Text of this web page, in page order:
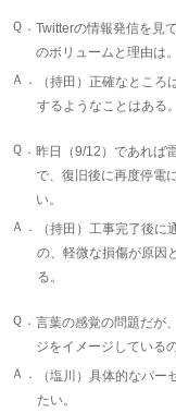
Ｑ． Twitterの情報発信を見
のボリュームと理由は。
Ａ．
（持田）正確なとこ
するようなことはある。
Ｑ． 昨日（9/12）であれば
で、復旧後に再度停電
い。
Ａ．
（持田）工事完了後
の、軽微な損傷が原因
る。
Ｑ． 言葉の感覚の問題だが
ジをイメージしているの
Ａ．
（塩川）具体的なパ
たい。